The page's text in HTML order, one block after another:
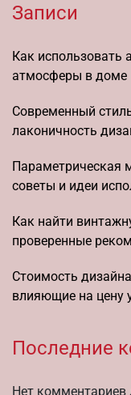
Записи
Как использовать
атмосферы в доме
Современный
лаконичность
Параметрическая
советы и идеи
Как найти
проверенные
Стоимость
влияющие на цену
Последние
Нет комментариев